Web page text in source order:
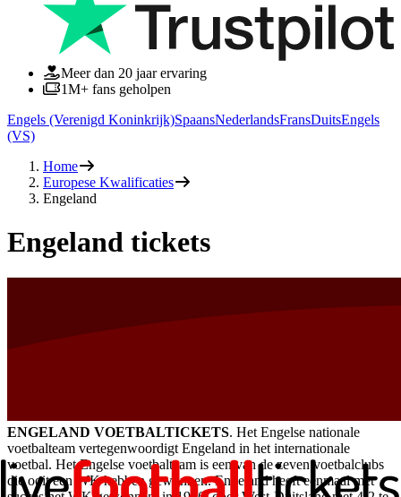
Meer dan 20 jaar ervaring
1M+ fans geholpen
Engels (Verenigd Koninkrijk)SpaansNederlandsFransDuitsEngels
(VS)
Home
Europese Kwalificaties
Engeland
Engeland tickets
ENGELAND VOETBALTICKETS. Het Engelse nationale
voetbalteam vertegenwoordigt Engeland in het internationale
voetbal. Het Engelse voetbalteam is een van de zeven voetbalclubs
die ooit een WK hebben gewonnen. Engeland heeft eenmaal met